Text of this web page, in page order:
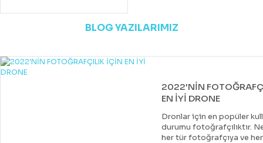
BLOG YAZILARIMIZ
2022'NİN
EN İYİ DRONE
Dronlar için en popüler
durumu fotoğrafçılıktır.
her tür fotoğrafçıya ve